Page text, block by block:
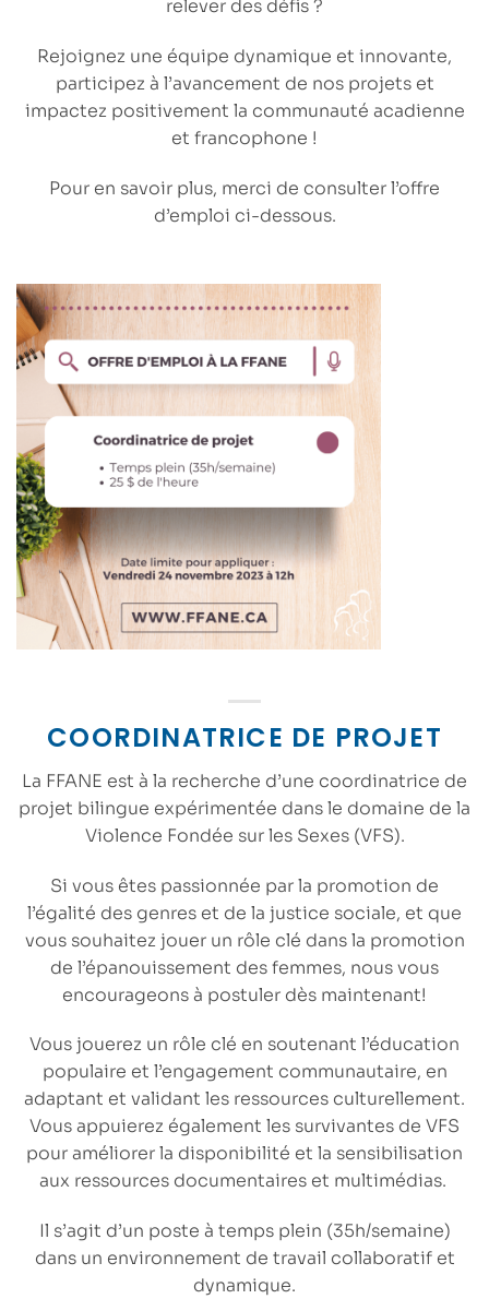
relever des défis ?
Rejoignez une équipe dynamique et innovante,
participez à l’avancement de nos projets et
impactez positivement la communauté acadienne
et francophone !
Pour en savoir plus, merci de consulter l’offre
d’emploi ci-dessous.
COORDINATRICE DE PROJET
La FFANE est à la recherche d’une coordinatrice de
projet bilingue expérimentée dans le domaine de la
Violence Fondée sur les Sexes (VFS).
Si vous êtes passionnée par la promotion de
l’égalité des genres et de la justice sociale, et que
vous souhaitez jouer un rôle clé dans la promotion
de l’épanouissement des femmes, nous vous
encourageons à postuler dès maintenant!
Vous jouerez un rôle clé en soutenant l’éducation
populaire et l’engagement communautaire, en
adaptant et validant les ressources culturellement.
Vous appuierez également les survivantes de VFS
pour améliorer la disponibilité et la sensibilisation
aux ressources documentaires et multimédias.
Il s’agit d’un poste à temps plein (35h/semaine)
dans un environnement de travail collaboratif et
dynamique.